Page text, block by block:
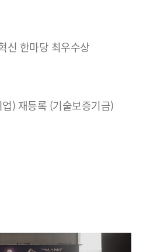
신 한마당 최우수상
) 재등록 (기술보증기금)